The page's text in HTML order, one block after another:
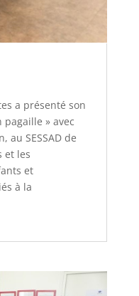
a présenté son
pagaille » avec
au SESSAD de
et les
et
à la